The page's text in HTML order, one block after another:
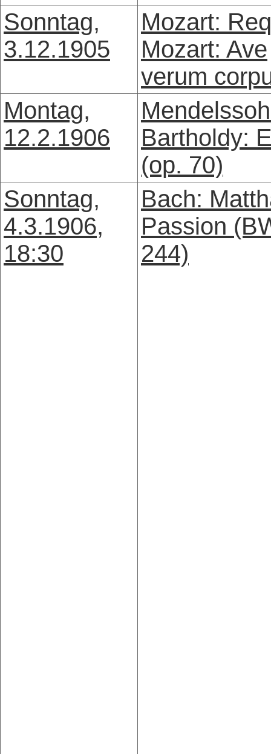
Sonntag,
3.12.1905
Mozart:
Mozart: Ave
verum
Montag,
12.2.1906
Bartholdy:
(op. 70)
Sonntag,
4.3.1906,
18:30
Bach:
Passion
244)